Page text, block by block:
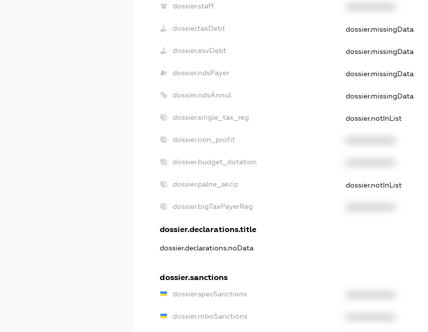
dossier.staff
dossier.taxDebt dossier.missingData
dossier.esvDebt dossier.missingData
dossier.ndsPayer dossier.missingData
dossier.ndsAnnul dossier.missingData
dossier.single_tax_reg dossier.notInList
dossier.non_profit
dossier.budget_dotation
dossier.palne_akciz dossier.notInList
dossier.bigTaxPayerReg
dossier.declarations.title
dossier.declarations.noData
dossier.sanctions
dossier.specSanctions
dossier.rnboSanctions